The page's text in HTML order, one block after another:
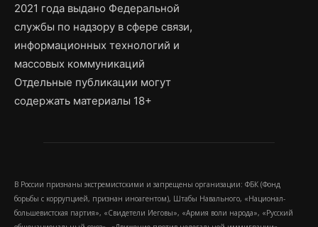
2021 года выдано Федеральной
службы по надзору в сфере связи,
информационных технологий и
массовых коммуникаций
Отдельные публикации могут
содержать материалы 18+
В России признаны экстремистскими и запрещены организации: ФБК (Фонд
борьбы с коррупцией, признан иноагентом), Штабы Навального, «Национал-
большевистская партия», «Свидетели Иеговы», «Армия воли народа», «Русский